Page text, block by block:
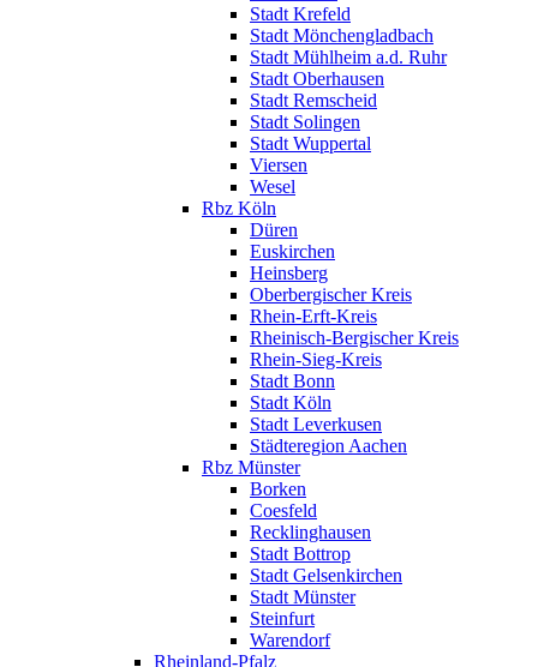
Stadt Krefeld
Stadt Mönchengladbach
Stadt Mühlheim a.d. Ruhr
Stadt Oberhausen
Stadt Remscheid
Stadt Solingen
Stadt Wuppertal
Viersen
Wesel
Rbz Köln
Düren
Euskirchen
Heinsberg
Oberbergischer Kreis
Rhein-Erft-Kreis
Rheinisch-Bergischer Kreis
Rhein-Sieg-Kreis
Stadt Bonn
Stadt Köln
Stadt Leverkusen
Städteregion Aachen
Rbz Münster
Borken
Coesfeld
Recklinghausen
Stadt Bottrop
Stadt Gelsenkirchen
Stadt Münster
Steinfurt
Warendorf
Rheinland-Pfalz